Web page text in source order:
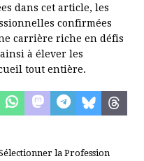
dans cet article, les
confirmées
carrière riche en défis
à élever les
tout entière.
la Profession